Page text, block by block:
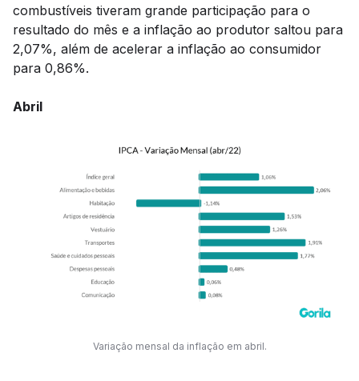
combustíveis tiveram grande participação para o
resultado do mês e a inflação ao produtor saltou para
2,07%, além de acelerar a inflação ao consumidor
para 0,86%.
Abril
Variação mensal da inflação em abril.